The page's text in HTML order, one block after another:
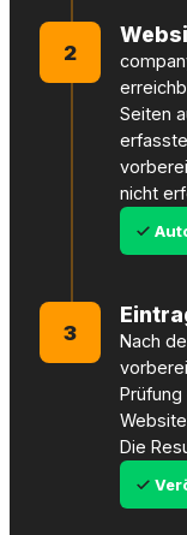
2
Seiten
nicht
3
Nach
Die